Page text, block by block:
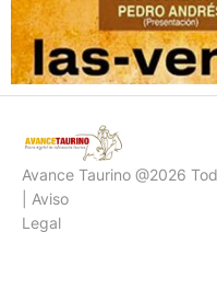
Avance Taurino @2026
| Aviso
Legal